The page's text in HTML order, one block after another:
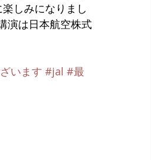
しみになりまし
演は日本航空株式
います #jal #最